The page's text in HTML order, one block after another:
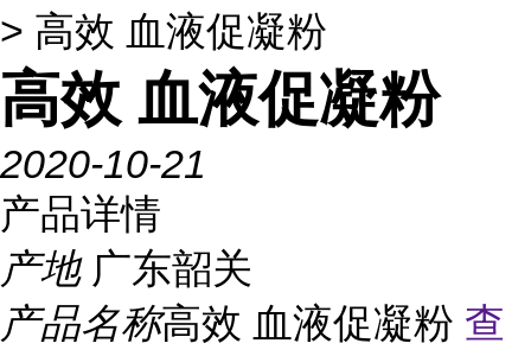
> 高效 血液促凝粉
高效 血液促凝粉
2020-10-21
产品详情
产地 广东韶关
产品名称高效 血液促凝粉 查